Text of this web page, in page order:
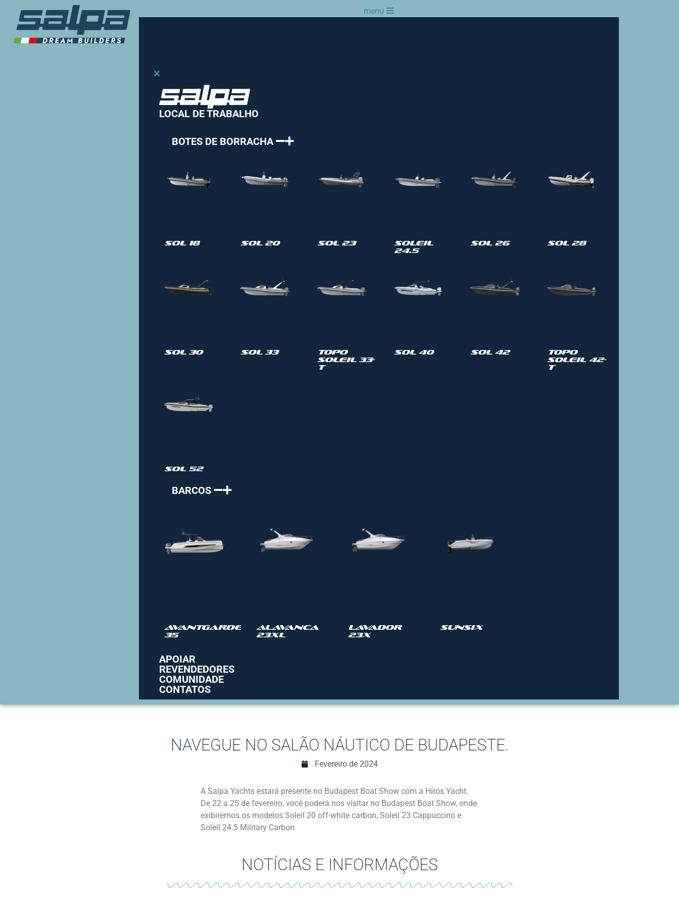
menu
LOCAL DE TRABALHO
BOTES DE BORRACHA
Sol 18 Sol 20 Sol 23
Soleil
24.5
Sol 26 Sol 28
Sol 30 Sol 33
Topo
Soleil 33-
T
Sol 40 Sol 42
Topo
Soleil 42-
T
Sol 52
BARCOS
Avantgarde
35
Alavanca
23XL
Lavador
23X
SUNSIX
APOIAR
REVENDEDORES
COMUNIDADE
CONTATOS
NAVEGUE NO SALÃO NÁUTICO DE BUDAPESTE.
Fevereiro de 2024
A Salpa Yachts estará presente no Budapest Boat Show com a Hírös Yacht.
De 22 a 25 de fevereiro, você poderá nos visitar no Budapest Boat Show, onde
exibiremos os modelos Soleil 20 off-white carbon, Soleil 23 Cappuccino e
Soleil 24.5 Military Carbon.
NOTÍCIAS E INFORMAÇÕES